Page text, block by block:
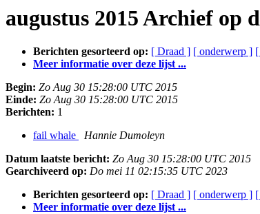
augustus 2015 Archief op
Berichten gesorteerd op: [ Draad ] [ onderwerp ]
Meer informatie over deze lijst ...
Begin: Zo Aug 30 15:28:00 UTC 2015
Einde: Zo Aug 30 15:28:00 UTC 2015
Berichten: 1
fail whale
Hannie Dumoleyn
Datum laatste bericht: Zo Aug 30 15:28:00 UTC 2015
Gearchiveerd op: Do mei 11 02:15:35 UTC 2023
Berichten gesorteerd op: [ Draad ] [ onderwerp ]
Meer informatie over deze lijst ...